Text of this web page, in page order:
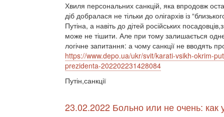
Хвиля персональних санкцій, яка впродовж
діб добралася не тільки до олігархів із
Путіна, а навіть до дітей російських
може не тішити. Але при тому залишається
логічне запитання: а чому санкції не вводять
https://www.depo.ua/ukr/svit/karati-vsikh-okrim-
prezidenta-202202231428084
Путін,санкції
23.02.2022 Больно или не очень: как